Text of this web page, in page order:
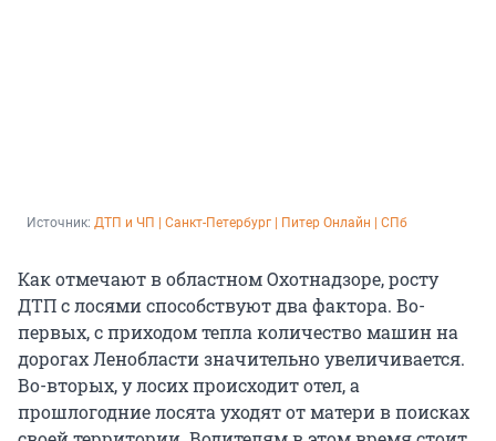
Источник: ДТП и ЧП | Санкт-Петербург | Питер Онлайн | СПб
Как отмечают в областном Охотнадзоре, росту
ДТП с лосями способствуют два фактора. Во-
первых, с приходом тепла количество машин на
дорогах Ленобласти значительно увеличивается.
Во-вторых, у лосих происходит отел, а
прошлогодние лосята уходят от матери в поисках